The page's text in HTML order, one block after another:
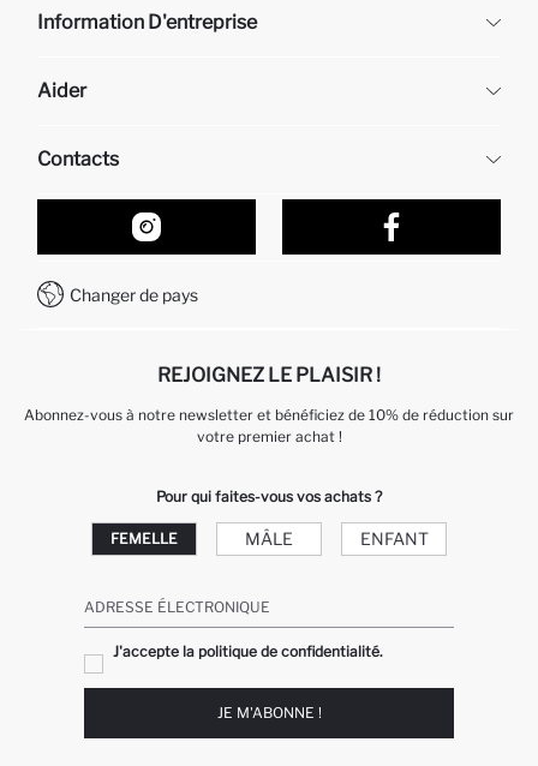
Information D'entreprise
À propos de nous
Aider
Retour et changement
Suivi de la Commande
Comment acheter sur DeFacto ?
Comment payer sur DeFacto?
Contacts
Nos Magasins
Formulaire de contact
Service Client +212 525 076 633
Changer de pays
REJOIGNEZ LE PLAISIR !
Abonnez-vous à notre newsletter et bénéficiez de 10% de réduction sur
votre premier achat !
Pour qui faites-vous vos achats ?
FEMELLE MÂLE ENFANT
ADRESSE ÉLECTRONIQUE
J'accepte la politique de confidentialité.
JE M'ABONNE !